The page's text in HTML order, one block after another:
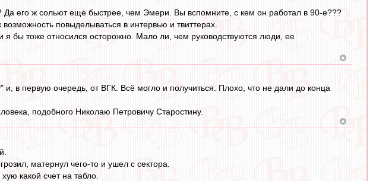
Да его ж сольют еще быстрее, чем Эмери. Вы вспомните, с кем он работал в 90-е???
повыделываться в интервью и твиттерах.
бы тоже относился осторожно. Мало ли, чем руководствуются люди, ее
в первую очередь, от ВГК. Всё могло и получиться. Плохо, что не дали до конца
подобного Николаю Петровичу Старостину.
матернул чего-то и ушел с сектора.
какой счет на табло.